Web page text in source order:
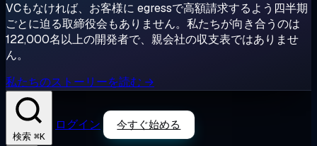
VCもなければ、お客様に egressで高額請求するよう四半期
ごとに迫る取締役会もありません。私たちが向き合うのは
122,000名以上の開発者で、親会社の収支表ではありませ
ん。
私たちのストーリーを読む →
検索 ⌘K
ログイン 今すぐ始める